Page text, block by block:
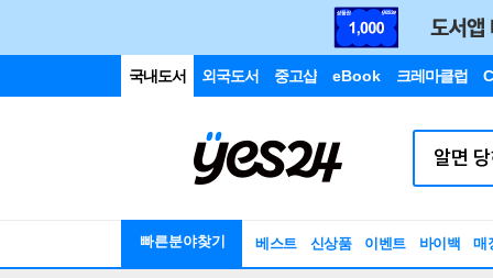
국내도서 외국도서 중고샵 eBook 크레마클럽
빠른분야찾기 베스트 신상품 이벤트 바이백 매